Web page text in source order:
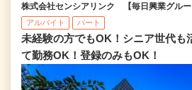
株式会社センシアリンク 【毎日興業グルー
アルバイト パート
未経験の方でもOK！シニア世代も
て勤務OK！登録のみもOK！